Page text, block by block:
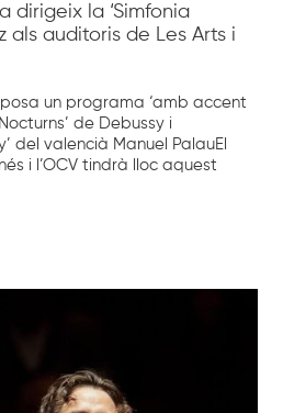
dirigeix la ‘Simfonia
als auditoris de Les Arts i
un programa ‘amb accent
de Debussy i
del valencià Manuel PalauEl
i l’OCV tindrà lloc aquest